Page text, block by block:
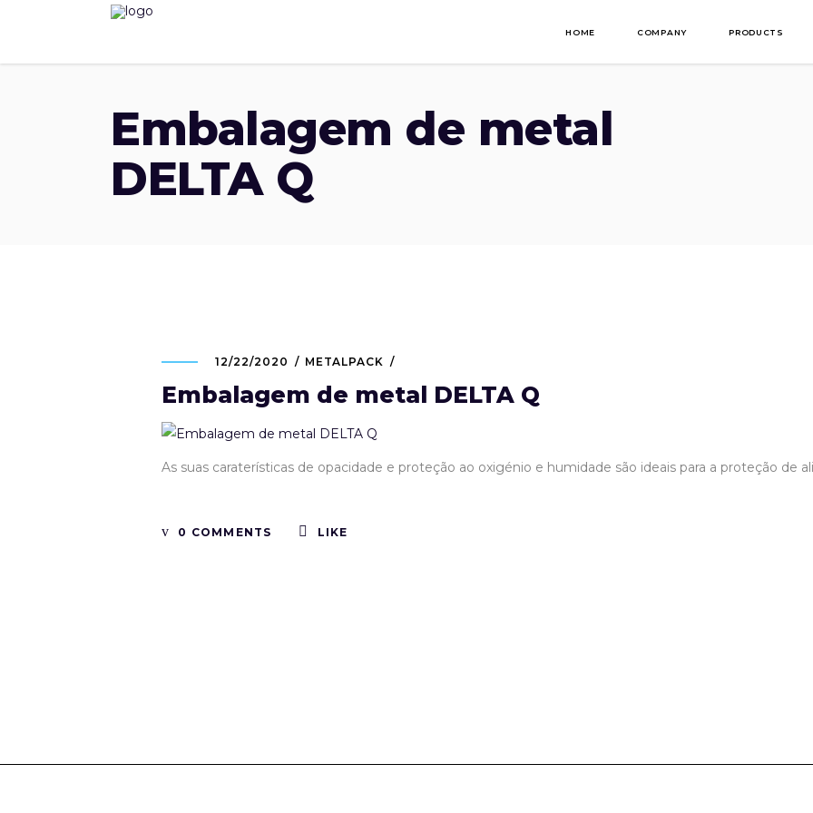
HOME COMPANY PRODUCTS
Embalagem de metal
DELTA Q
12/22/2020 METALPACK
Embalagem de metal DELTA Q
As suas caraterísticas de opacidade e proteção ao oxigénio e humidade são ideais para a proteção de
0 COMMENTS LIKE